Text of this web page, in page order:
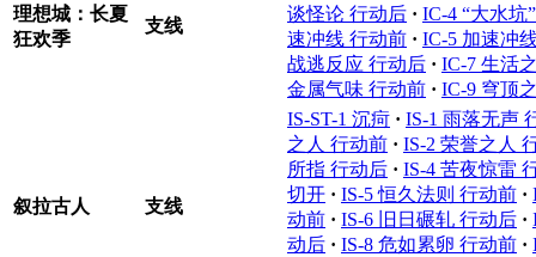
理想城：长夏
狂欢季
支线
谈怪论 行动后 · IC-4 “大水坑
速冲线 行动前 · IC-5 加速冲
战逃反应 行动后 · IC-7 生活
金属气味 行动前 · IC-9 穹顶
叙拉古人 支线
IS-ST-1 沉疴 · IS-1 雨落无声
之人 行动前 · IS-2 荣誉之人
所指 行动后 · IS-4 苦夜惊雷
切开 · IS-5 恒久法则 行动前 ·
动前 · IS-6 旧日碾轧 行动后 ·
动后 · IS-8 危如累卵 行动前 ·